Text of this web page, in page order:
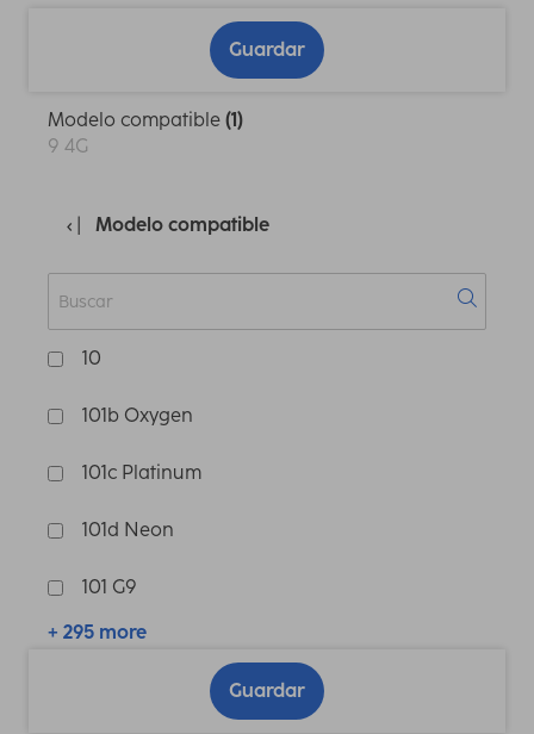
Guardar
Modelo compatible (1)
9 4G
Modelo compatible
10
101b Oxygen
101c Platinum
101d Neon
101 G9
+ 295 more
Guardar